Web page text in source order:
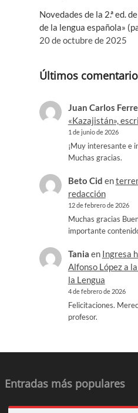
Novedades de la 2.ª ed.
de la lengua española»
20 de octubre de 2025
Últimos
Juan Carlos
«Kazajistán»,
1 de junio de 2026
¡Muy interesante e
Muchas gracias.
Beto Cid en
redacción
12 de febrero de 2026
Muchas gracias
importante
Tania en Ingresa
Alfonso López a
la Lengua
4 de febrero de 2026
Felicitaciones.
profesor.
Entradas más populares